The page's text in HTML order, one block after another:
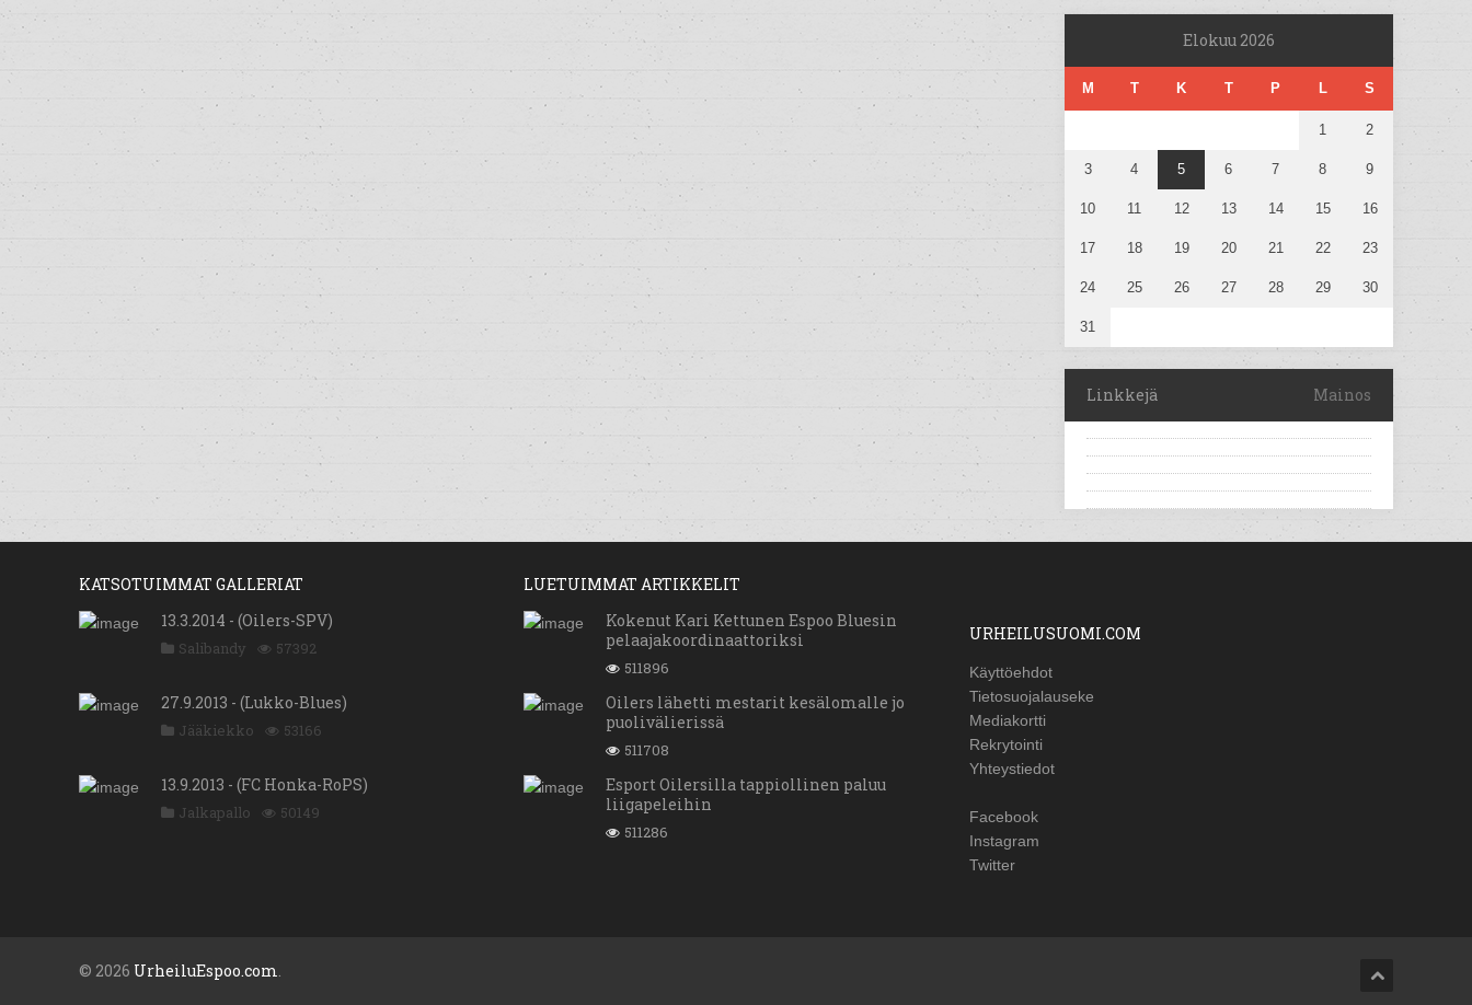
Elokuu 2026
M T K T P L S
1 2
3 4 5 6 7 8 9
10 11 12 13 14 15 16
17 18 19 20 21 22 23
24 25 26 27 28 29 30
31
Linkkejä Mainos
KATSOTUIMMAT GALLERIAT
13.3.2014 - (Oilers-SPV)
Salibandy 57392
27.9.2013 - (Lukko-Blues)
Jääkiekko 53166
13.9.2013 - (FC Honka-RoPS)
Jalkapallo 50149
LUETUIMMAT ARTIKKELIT
Kokenut Kari Kettunen Espoo Bluesin
pelaajakoordinaattoriksi
511896
Oilers lähetti mestarit kesälomalle jo
puolivälierissä
511708
Esport Oilersilla tappiollinen paluu
liigapeleihin
511286
URHEILUSUOMI.COM
Käyttöehdot
Tietosuojalauseke
Mediakortti
Rekrytointi
Yhteystiedot
Facebook
Instagram
Twitter
© 2026 UrheiluEspoo.com.